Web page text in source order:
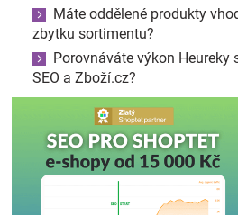
Máte oddělené produkty
zbytku sortimentu?
Porovnáváte výkon Heureky
SEO a Zboží.cz?